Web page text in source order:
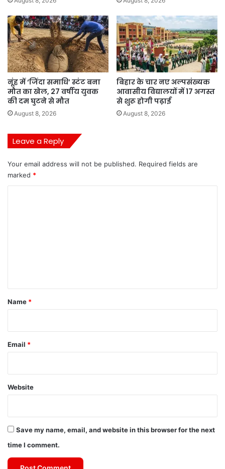
नूंह में ‘जिंदा समाधि’ स्टंट बना
मौत का खेल, 27 वर्षीय युवक
की दम घुटने से मौत
August 8, 2026
बिहार के चार नए अल्पसंख्यक
आवासीय विद्यालयों में 17 अगस्त
से शुरू होगी पढ़ाई
August 8, 2026
Leave a Reply
Your email address will not be published. Required fields are
marked *
*
Name *
Email *
Website
Save my name, email, and website in this browser for the next
time I comment.